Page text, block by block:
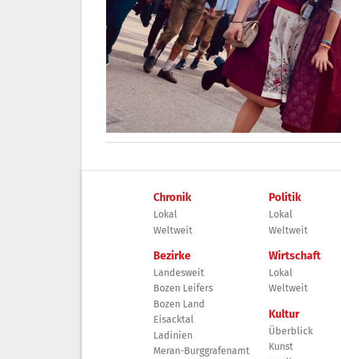
Chronik
Lokal
Weltweit
Bezirke
Landesweit
Bozen Leifers
Bozen Land
Eisacktal
Ladinien
Meran-Burggrafenamt
Politik
Lokal
Weltweit
Wirtschaft
Lokal
Weltweit
Kultur
Überblick
Kunst